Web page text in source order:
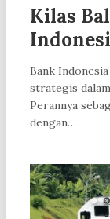
Kilas
Bank
strategis
Perannya
dengan…